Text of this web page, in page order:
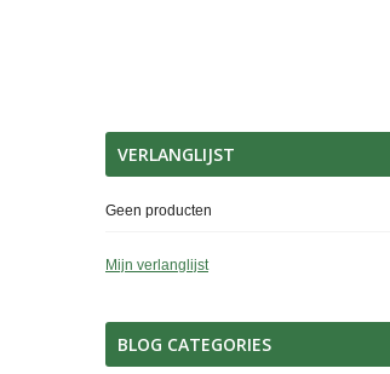
VERLANGLIJST
Geen producten
Mijn verlanglijst
BLOG CATEGORIES